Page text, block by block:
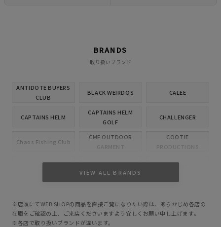
BRANDS
取り扱いブランド
ANTIDOTE BUYERS
CLUB
BLACK WEIRDOS CALEE
CAPTAINS HELM
CAPTAINS HELM
GOLF
CHALLENGER
Chaos Fishing Club
CMF OUTDOOR
GARMENT
COOTIE
PRODUCTIONS
INCOMPLETE
TOKYO
Little Yarmouth
M&M CUSTOM
VIEW ALL BRANDS
※店頭にてWEB SHOPの商品を直接ご覧になりたい際は、あらかじめ各店の
在庫をご確認の上、ご来店くださいますよう宜しくお願い申し上げます。
※各店で取り扱いブランドが違います。